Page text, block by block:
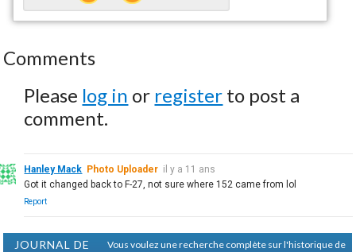
Comments
Please log in or register to post a
comment.
Hanley Mack Photo Uploader il y a 11 ans
Got it changed back to F-27, not sure where 152 came from lol
Report
JOURNAL DE
Vous voulez une recherche complète sur l'historique de